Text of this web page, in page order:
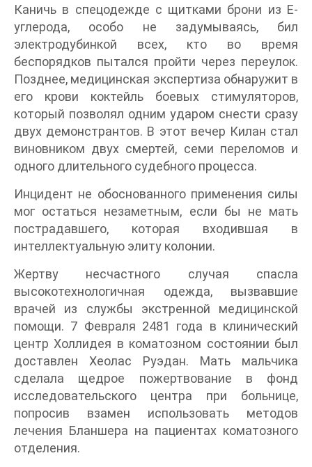
Каничь в спецодежде с щитками брони из E-
углерода, особо не задумываясь, бил
электродубинкой всех, кто во время
беспорядков пытался пройти через переулок.
Позднее, медицинская экспертиза обнаружит в
его крови коктейль боевых стимуляторов,
который позволял одним ударом снести сразу
двух демонстрантов. В этот вечер Килан стал
виновником двух смертей, семи переломов и
одного длительного судебного процесса.
Инцидент не обоснованного применения силы
мог остаться незаметным, если бы не мать
пострадавшего, которая входившая в
интеллектуальную элиту колонии.
Жертву несчастного случая спасла
высокотехнологичная одежда, вызвавшие
врачей из службы экстренной медицинской
помощи. 7 Февраля 2481 года в клинический
центр Холлидея в коматозном состоянии был
доставлен Хеолас Руэдан. Мать мальчика
сделала щедрое пожертвование в фонд
исследовательского центра при больнице,
попросив взамен использовать методов
лечения Бланшера на пациентах коматозного
отделения.